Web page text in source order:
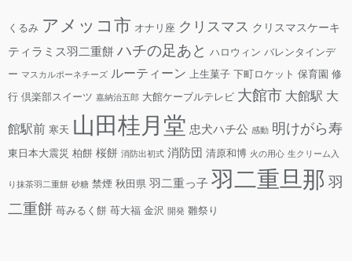
くるみ アメッコ市 オナリ座 クリスマス クリスマスケーキ
ティラミス羽二重餅 ハチの足あと ハロウィン バレンタインデ
ー マスカルポーネチーズ ルーティーン 上生菓子 下町ロケット 保育園 修
行 倶楽部スイーツ 嘉納治五郎 大館ケーブルテレビ 大館市 大館駅 大
館駅前 寒天 山田桂月堂 忠犬ハチ公 感動 明けがら寿
東日本大震災 柏餅 桜餅 消防出初式 消防団 清原和博 火の用心 生クリーム入
り抹茶羽二重餅 砂糖 禁煙 秋田県 羽二重っ子 羽二重旦那 羽
二重餅 苺みるく餅 苺大福 金沢 開発 雛祭り